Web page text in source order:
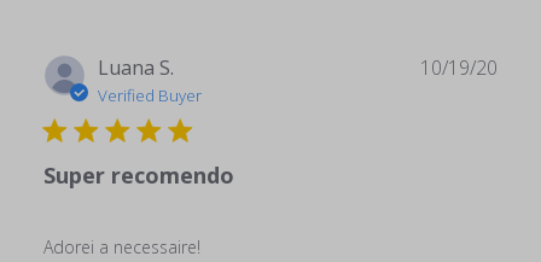
Luana S.
Verified Buyer
Super recomendo
Adorei a necessaire!
10/19/20